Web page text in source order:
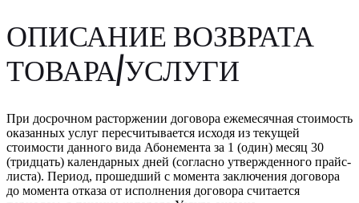
ОПИСАНИЕ ВОЗВРАТА
ТОВАРА/УСЛУГИ
При досрочном расторжении договора ежемесячная стоимость
оказанных услуг пересчитывается исходя из текущей
стоимости данного вида Абонемента за 1 (один) месяц 30
(тридцать) календарных дней (согласно утвержденного прайс-
листа). Период, прошедший с момента заключения договора
до момента отказа от исполнения договора считается